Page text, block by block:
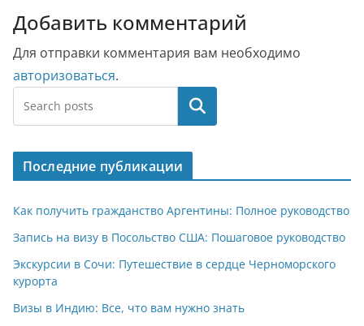
Добавить комментарий
Для отправки комментария вам необходимо
авторизоваться.
Поиск
Последние публикации
Как получить гражданство Аргентины: Полное руководство
Запись на визу в Посольство США: Пошаговое руководство
Экскурсии в Сочи: Путешествие в сердце Черноморского
курорта
Визы в Индию: Все, что вам нужно знать